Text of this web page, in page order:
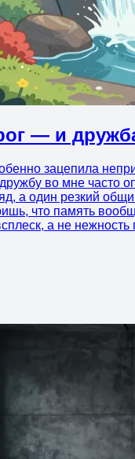
— и
зацепила
во мне часто
а один резкий
что память
а не нежность